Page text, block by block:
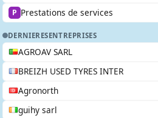
P Prestations de services
DERNIERESENTREPRISES
AGROAV SARL
BREIZH USED TYRES INTER
Agronorth
guihy sarl